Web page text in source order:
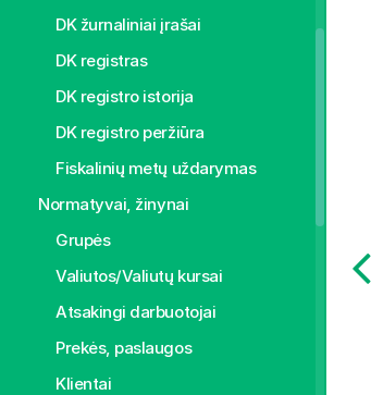
DK žurnaliniai įrašai
DK registras
DK registro istorija
DK registro peržiūra
Fiskalinių metų uždarymas
Normatyvai, žinynai
Grupės
Valiutos/Valiutų kursai
Atsakingi darbuotojai
Prekės, paslaugos
Klientai